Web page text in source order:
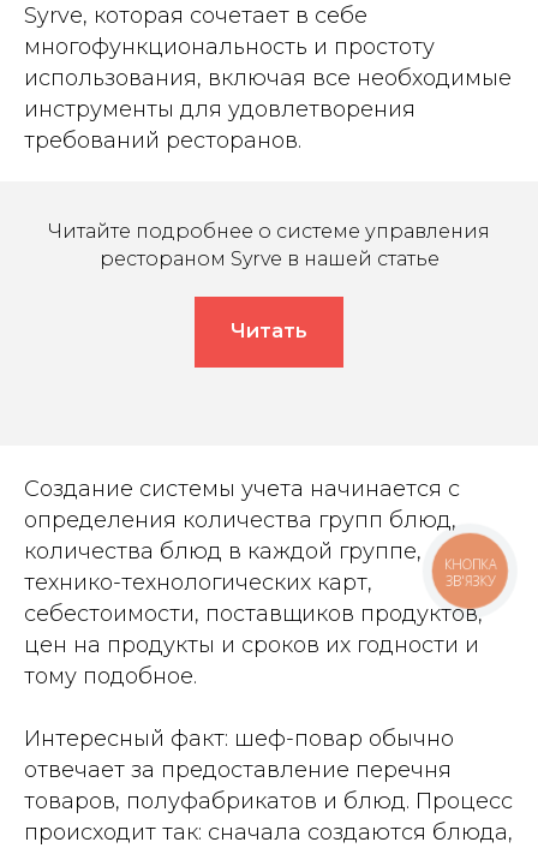
Syrve, которая сочетает в себе
многофункциональность и простоту
использования, включая все необходимые
инструменты для удовлетворения
требований ресторанов.
Читайте подробнее о системе управления
рестораном Syrve в нашей статье
Читать
Создание системы учета начинается с
определения количества групп блюд,
количества блюд в каждой группе,
технико-технологических карт,
себестоимости, поставщиков продуктов,
цен на продукты и сроков их годности и
тому подобное.
Интересный факт: шеф-повар обычно
отвечает за предоставление перечня
товаров, полуфабрикатов и блюд. Процесс
происходит так: сначала создаются блюда,
КНОПКА
ЗВ'ЯЗКУ